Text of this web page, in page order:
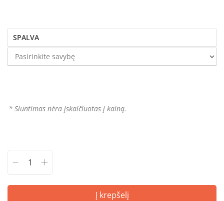
SPALVA
* Siuntimas nėra įskaičiuotas į kainą.
Į krepšelį